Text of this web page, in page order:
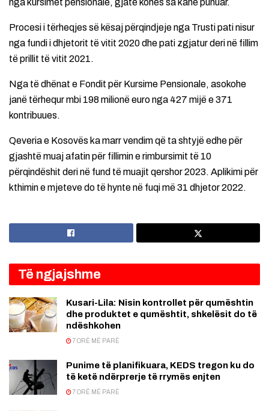
nga kursimet pensionale, gjatë kohës sa kanë punuar.
Procesi i tërheqjes së kësaj përqindjeje nga Trusti pati nisur
nga fundi i dhjetorit të vitit 2020 dhe pati zgjatur deri në fillim
të prillit të vitit 2021.
Nga të dhënat e Fondit për Kursime Pensionale, asokohe
janë tërhequr mbi 198 milionë euro nga 427 mijë e 371
kontribuues.
Qeveria e Kosovës ka marr vendim që ta shtyjë edhe për
gjashtë muaj afatin për fillimin e rimbursimit të 10
përqindëshit deri në fund të muajit qershor 2023. Aplikimi për
kthimin e mjeteve do të hynte në fuqi më 31 dhjetor 2022.
Të ngjajshme
Kusari-Lila: Nisin kontrollet për qumështin
dhe produktet e qumështit, shkelësit do të
ndëshkohen
7 ORË MË PARË
Punime të planifikuara, KEDS tregon ku do
të ketë ndërprerje të rrymës enjten
7 ORË MË PARË